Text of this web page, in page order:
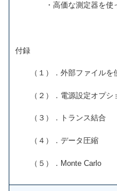
・高価な測定器を使っ
付録
（１）．外部ファイルを
（２）．電源設定オプシ
（３）．トランス結合
（４）．データ圧縮
（５）．Monte Carlo